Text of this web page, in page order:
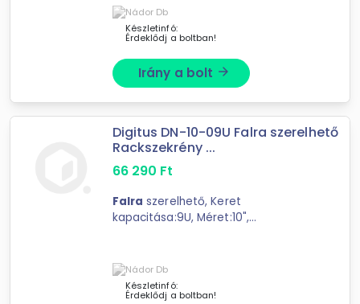
Grey RAL7035, Összeszerelt
Készletinfó:
Érdeklődj a boltban!
Irány a bolt arrow_forward
Digitus DN-10-09U Falra szerelhető
Rackszekrény ...
66 290 Ft
Falra szerelhető, Keret
kapacitása:9U, Méret:10",
Grey RAL7035, Összeszerelt
Készletinfó:
Érdeklődj a boltban!